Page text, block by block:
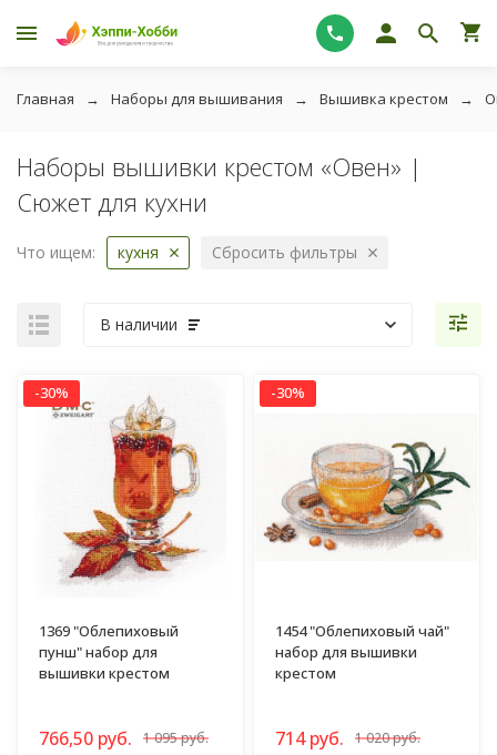
Главная Наборы для вышивания Вышивка крестом
Наборы вышивки крестом «Овен» |
Сюжет для кухни
Что ищем: кухня Сбросить фильтры
В наличии
-30%
1369 "Облепиховый
пунш" набор для
вышивки крестом
766,50 руб. 1 095 руб.
-30%
1454 "Облепиховый чай"
набор для вышивки
крестом
714 руб. 1 020 руб.